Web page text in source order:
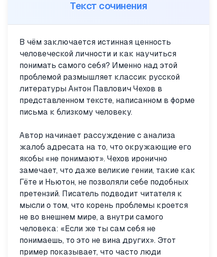
Текст сочинения
В чём заключается истинная ценность
человеческой личности и как научиться
понимать самого себя? Именно над этой
проблемой размышляет классик русской
литературы Антон Павлович Чехов в
представленном тексте, написанном в форме
письма к близкому человеку.
Автор начинает рассуждение с анализа
жалоб адресата на то, что окружающие его
якобы «не понимают». Чехов иронично
замечает, что даже великие гении, такие как
Гёте и Ньютон, не позволяли себе подобных
претензий. Писатель подводит читателя к
мысли о том, что корень проблемы кроется
не во внешнем мире, а внутри самого
человека: «Если же ты сам себя не
понимаешь, то это не вина других». Этот
пример показывает, что часто люди